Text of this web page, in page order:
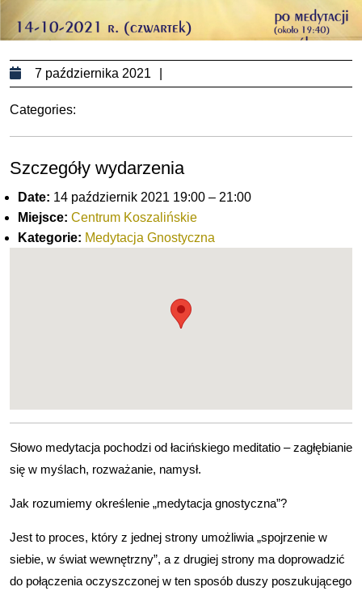
7 października 2021
października
Categories:
Szczegóły wydarzenia
Date: 14 październik 2021 19:00 – 21:00
Miejsce: Centrum Koszalińskie
Kategorie: Medytacja Gnostyczna
Słowo medytacja pochodzi od łacińskiego meditatio – zagłębianie
się w myślach, rozważanie, namysł.
Jak rozumiemy określenie „medytacja gnostyczna”?
Jest to proces, który z jednej strony umożliwia „spojrzenie w
siebie, w świat wewnętrzny”, a z drugiej strony ma doprowadzić
do połączenia oczyszczonej w ten sposób duszy poszukującego